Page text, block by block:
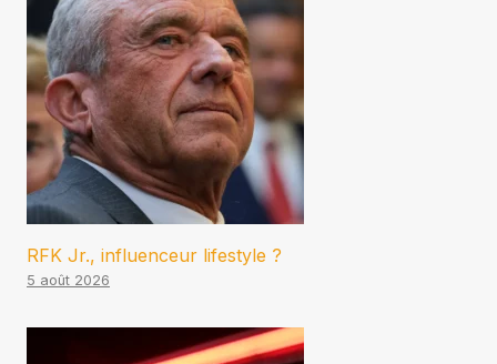
RFK Jr., influenceur lifestyle ?
5 août 2026